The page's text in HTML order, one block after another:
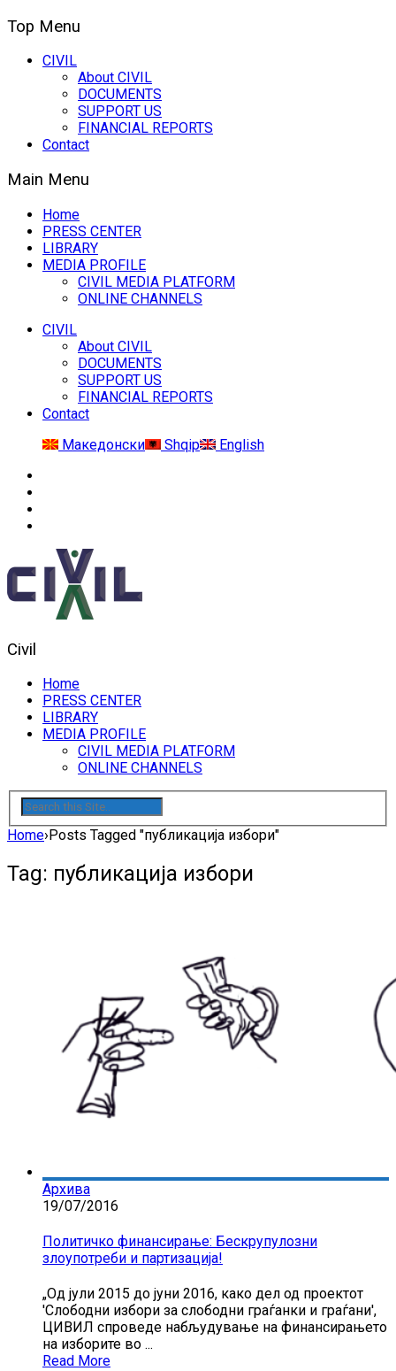
Top Menu
CIVIL
About CIVIL
DOCUMENTS
SUPPORT US
FINANCIAL REPORTS
Contact
Main Menu
Home
PRESS CENTER
LIBRARY
MEDIA PROFILE
CIVIL MEDIA PLATFORM
ONLINE CHANNELS
CIVIL
About CIVIL
DOCUMENTS
SUPPORT US
FINANCIAL REPORTS
Contact
Македонски
Shqip English
Civil
Home
PRESS CENTER
LIBRARY
MEDIA PROFILE
CIVIL MEDIA PLATFORM
ONLINE CHANNELS
Home›Posts Tagged "публикација избори"
Tag: публикација избори
Архива
19/07/2016
Политичко финансирање: Бескрупулозни
злоупотреби и партизација!
„Од јули 2015 до јуни 2016, како дел од проектот
'Слободни избори за слободни граѓанки и граѓани',
ЦИВИЛ спроведе набљудување на финансирањето
на изборите во ...
Read More